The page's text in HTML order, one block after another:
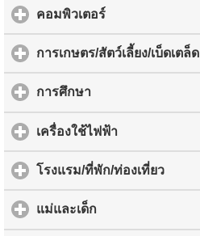
คอมพิวเตอร์
การเกษตร/สัตว์เลี้ยง/เบ็ดเตล็ด
การศึกษา
เครื่องใช้ไฟฟ้า
โรงแรม/ที่พัก/ท่องเที่ยว
แม่และเด็ก